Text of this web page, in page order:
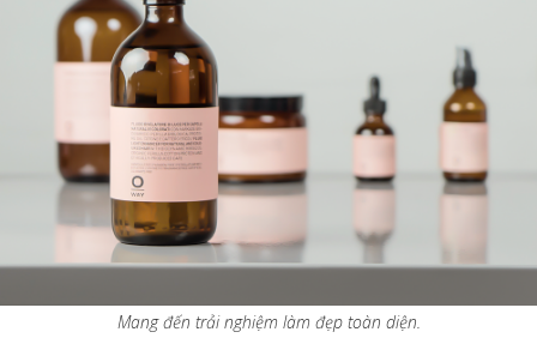
Mang đến trải nghiệm làm đẹp toàn diện.